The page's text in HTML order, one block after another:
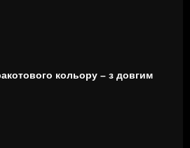
кольору – з довгим